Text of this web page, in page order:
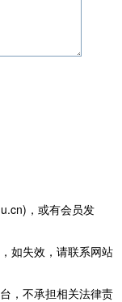
，或有会员发
如失效，请联系网站
，不承担相关法律责